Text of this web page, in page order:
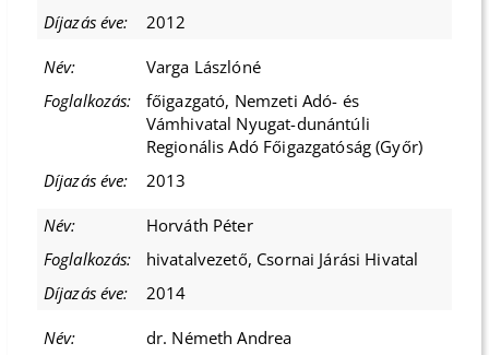
2012
Varga Lászlóné
főigazgató, Nemzeti Adó- és
Vámhivatal Nyugat-dunántúli
Regionális Adó Főigazgatóság (Győr)
2013
Horváth Péter
hivatalvezető, Csornai Járási Hivatal
2014
dr. Németh Andrea